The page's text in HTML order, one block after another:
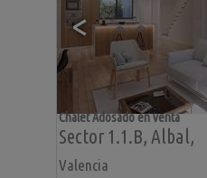
<
Sector 1.1.b, Albal,
Valencia
Chalet Adosado en venta